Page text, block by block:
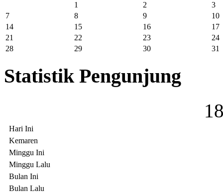
1
2
3
7
8 9
10
14
15 16
17
21
22 23
24
28
29 30 31
Statistik Pengunjung
1
Hari Ini
Kemaren
Minggu Ini
Minggu Lalu
Bulan Ini
Bulan Lalu